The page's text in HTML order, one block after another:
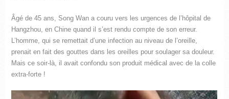
Âgé de 45 ans, Song Wan a couru vers les urgences de l’hôpital de
Hangzhou, en Chine quand il s’est rendu compte de son erreur.
L’homme, qui se remettait d’une infection au niveau de l’oreille,
prenait en fait des gouttes dans les oreilles pour soulager sa douleur.
Mais ce soir-là, il avait confondu son produit médical avec de la colle
extra-forte !